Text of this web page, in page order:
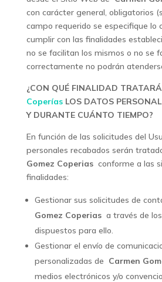
con carácter general, obligatorios
campo requerido se especifique lo
cumplir con las finalidades
no se facilitan los mismos o no se
correctamente no podrán
¿CON QUÉ FINALIDAD TRATARÁ
CoperíasLOS DATOS
Y DURANTE CUÁNTO TIEMPO?
En función de las solicitudes del
personales recabados serán
Gomez Coperias conforme a las
finalidades:
Gestionar sus solicitudes de
Gomez Coperiasa través de los
dispuestos para ello.
Gestionar el envío de
personalizadas de Carmen
medios electrónicos y/o